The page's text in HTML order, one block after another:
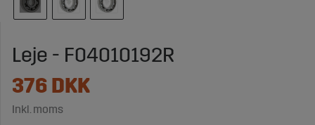
Leje - F04010192R
376 DKK
Inkl. moms